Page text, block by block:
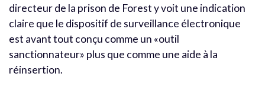
directeur de la prison de Forest y voit une indication
claire que le dispositif de surveillance électronique
est avant tout conçu comme un «outil
sanctionnateur» plus que comme une aide à la
réinsertion.